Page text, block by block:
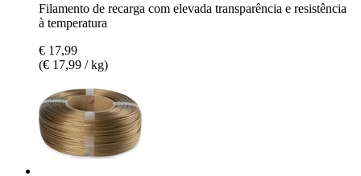
Filamento de recarga com elevada transparência e resistência
à temperatura
€ 17,99
(€ 17,99 / kg)